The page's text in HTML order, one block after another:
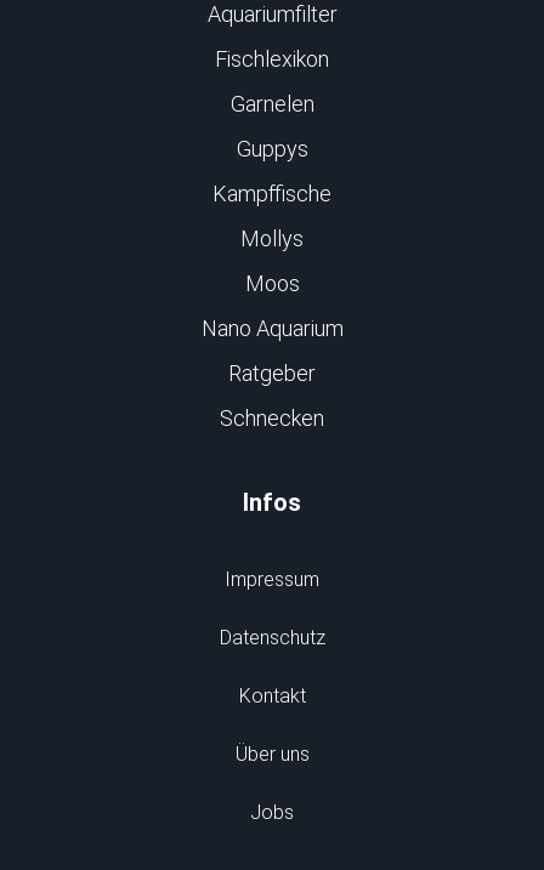
Aquariumfilter
Fischlexikon
Garnelen
Guppys
Kampffische
Mollys
Moos
Nano Aquarium
Ratgeber
Schnecken
Infos
Impressum
Datenschutz
Kontakt
Über uns
Jobs